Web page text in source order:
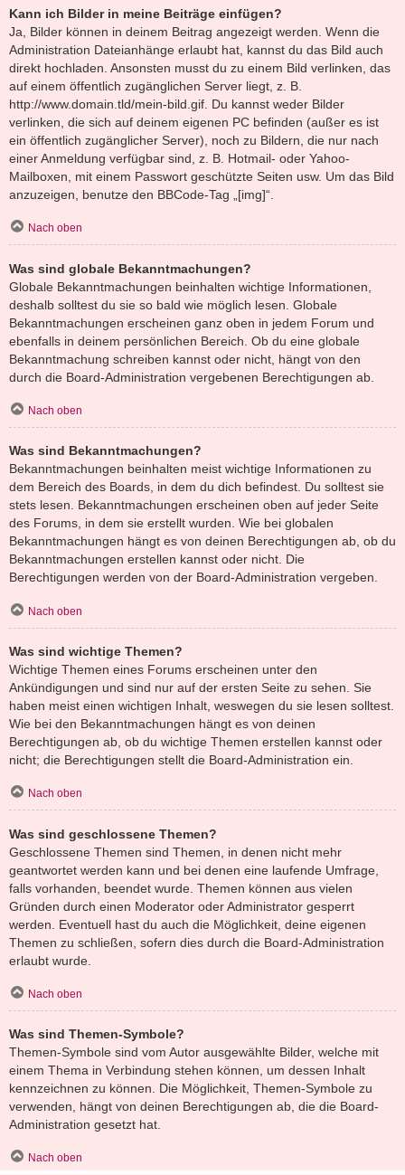
Kann ich Bilder in meine Beiträge einfügen?
Ja, Bilder können in deinem Beitrag angezeigt werden. Wenn die
Administration Dateianhänge erlaubt hat, kannst du das Bild auch
direkt hochladen. Ansonsten musst du zu einem Bild verlinken, das
auf einem öffentlich zugänglichen Server liegt, z. B.
http://www.domain.tld/mein-bild.gif. Du kannst weder Bilder
verlinken, die sich auf deinem eigenen PC befinden (außer es ist
ein öffentlich zugänglicher Server), noch zu Bildern, die nur nach
einer Anmeldung verfügbar sind, z. B. Hotmail- oder Yahoo-
Mailboxen, mit einem Passwort geschützte Seiten usw. Um das Bild
anzuzeigen, benutze den BBCode-Tag „[img]“.
Nach oben
Was sind globale Bekanntmachungen?
Globale Bekanntmachungen beinhalten wichtige Informationen,
deshalb solltest du sie so bald wie möglich lesen. Globale
Bekanntmachungen erscheinen ganz oben in jedem Forum und
ebenfalls in deinem persönlichen Bereich. Ob du eine globale
Bekanntmachung schreiben kannst oder nicht, hängt von den
durch die Board-Administration vergebenen Berechtigungen ab.
Nach oben
Was sind Bekanntmachungen?
Bekanntmachungen beinhalten meist wichtige Informationen zu
dem Bereich des Boards, in dem du dich befindest. Du solltest sie
stets lesen. Bekanntmachungen erscheinen oben auf jeder Seite
des Forums, in dem sie erstellt wurden. Wie bei globalen
Bekanntmachungen hängt es von deinen Berechtigungen ab, ob du
Bekanntmachungen erstellen kannst oder nicht. Die
Berechtigungen werden von der Board-Administration vergeben.
Nach oben
Was sind wichtige Themen?
Wichtige Themen eines Forums erscheinen unter den
Ankündigungen und sind nur auf der ersten Seite zu sehen. Sie
haben meist einen wichtigen Inhalt, weswegen du sie lesen solltest.
Wie bei den Bekanntmachungen hängt es von deinen
Berechtigungen ab, ob du wichtige Themen erstellen kannst oder
nicht; die Berechtigungen stellt die Board-Administration ein.
Nach oben
Was sind geschlossene Themen?
Geschlossene Themen sind Themen, in denen nicht mehr
geantwortet werden kann und bei denen eine laufende Umfrage,
falls vorhanden, beendet wurde. Themen können aus vielen
Gründen durch einen Moderator oder Administrator gesperrt
werden. Eventuell hast du auch die Möglichkeit, deine eigenen
Themen zu schließen, sofern dies durch die Board-Administration
erlaubt wurde.
Nach oben
Was sind Themen-Symbole?
Themen-Symbole sind vom Autor ausgewählte Bilder, welche mit
einem Thema in Verbindung stehen können, um dessen Inhalt
kennzeichnen zu können. Die Möglichkeit, Themen-Symbole zu
verwenden, hängt von deinen Berechtigungen ab, die die Board-
Administration gesetzt hat.
Nach oben